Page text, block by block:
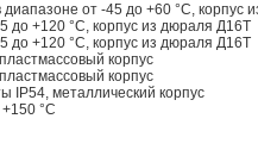
от -45 до +60 °C, корпус
+120 °C, корпус из дюраля Д16Т
+120 °C, корпус из дюраля Д16Т
корпус
корпус
IP54, металлический корпус
°C